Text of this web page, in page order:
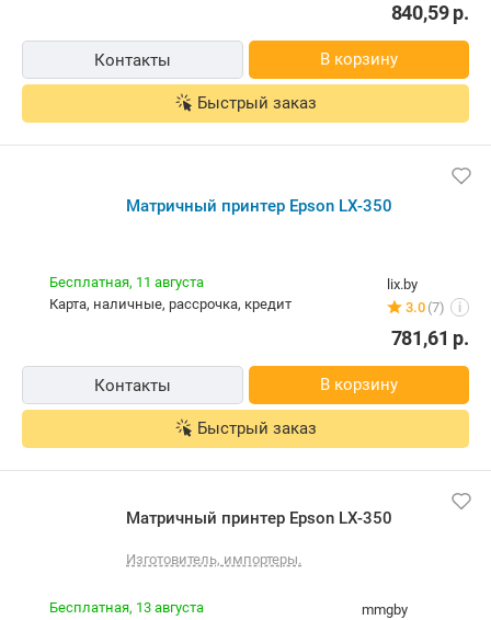
840,59р.
Контакты В корзину
Быстрый заказ
Матричный принтер Epson LX-350
lix.by
3.0 (7) i
Бесплатная, 11 августа
карта, наличные, рассрочка, кредит
781,61 р.
Контакты В корзину
Быстрый заказ
Матричный принтер Epson LX-350
Изготовитель, импортеры.
mmgby
Бесплатная, 13 августа